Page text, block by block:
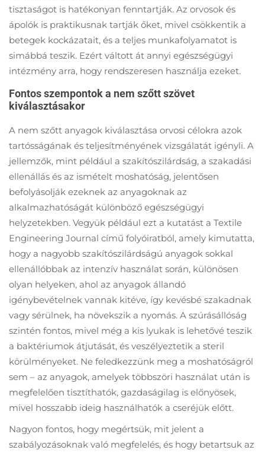
tisztaságot is hatékonyan fenntartják. Az orvosok és
ápolók is praktikusnak tartják őket, mivel csökkentik a
betegek kockázatait, és a teljes munkafolyamatot is
simábbá teszik. Ezért váltott át annyi egészségügyi
intézmény arra, hogy rendszeresen használja ezeket.
Fontos szempontok a nem szőtt szövet
kiválasztásakor
A nem szőtt anyagok kiválasztása orvosi célokra azok
tartósságának és teljesítményének vizsgálatát igényli. A
jellemzők, mint például a szakítószilárdság, a szakadási
ellenállás és az ismételt moshatóság, jelentősen
befolyásolják ezeknek az anyagoknak az
alkalmazhatóságát különböző egészségügyi
helyzetekben. Vegyük például ezt a kutatást a Textile
Engineering Journal című folyóiratból, amely kimutatta,
hogy a nagyobb szakítószilárdságú anyagok sokkal
ellenállóbbak az intenzív használat során, különösen
olyan helyeken, ahol az anyagok állandó
igénybevételnek vannak kitéve, így kevésbé szakadnak
vagy sérülnek, ha növekszik a nyomás. A szúrásállóság
szintén fontos, mivel még a kis lyukak is lehetővé teszik
a baktériumok átjutását, és veszélyeztetik a steril
körülményeket. Ne feledkezzünk meg a moshatóságról
sem – az anyagok, amelyek többszöri használat után is
megfelelően tisztíthatók, gazdaságilag is előnyösek,
mivel hosszabb ideig használhatók a cseréjük előtt.
Nagyon fontos, hogy megértsük, mit jelent a
szabályozásoknak való megfelelés, és hogy betartsuk az